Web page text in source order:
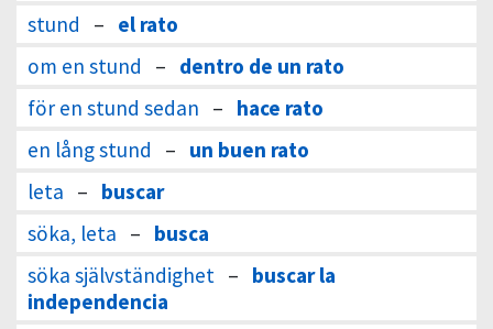
stund – el rato
om en stund
– dentro de un rato
för en stund sedan – hace rato
en lång stund
– un buen rato
leta – buscar
söka, leta – busca
söka självständighet – buscar la
independencia